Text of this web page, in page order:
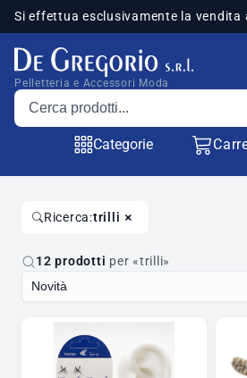
Si effettua esclusivamente la vendita
Pelletteria e Accessori Moda
Cerca prodotti
Categorie
Ricerca:trilli ×
12 prodotti per «trilli»